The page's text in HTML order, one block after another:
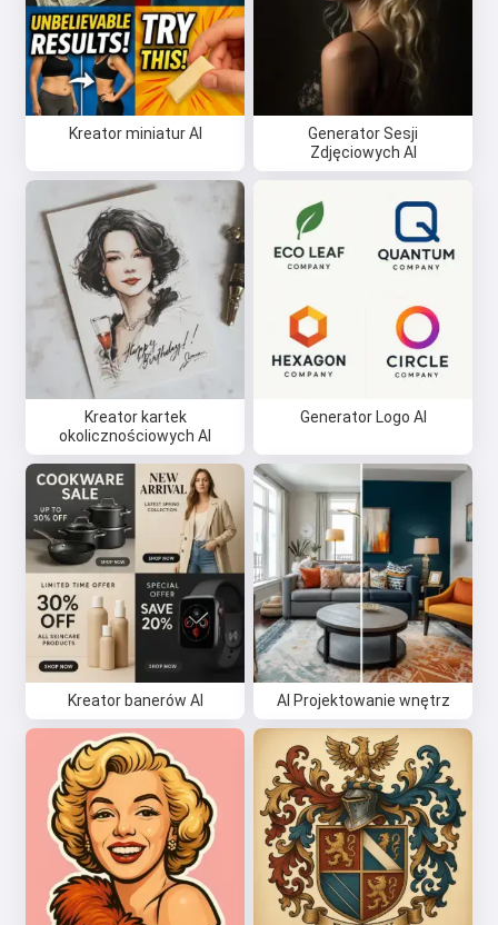
Kreator miniatur AI
Generator Sesji
Zdjęciowych AI
Kreator kartek
okolicznościowych AI
Generator Logo AI
Kreator banerów AI AI Projektowanie wnętrz